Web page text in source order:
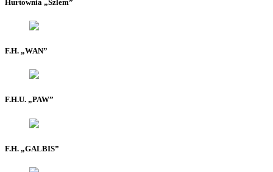
Hurtownia „Szlem”
F.H. „WAN”
F.H.U. „PAW”
F.H. „GALBIS”